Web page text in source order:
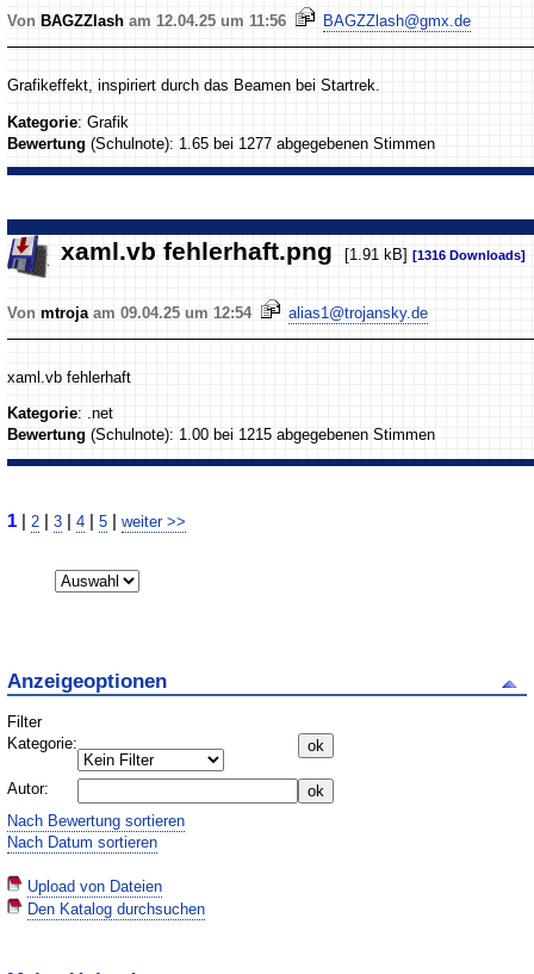
Von BAGZZlash am 12.04.25 um 11:56 BAGZZlash@gmx.de
Grafikeffekt, inspiriert durch das Beamen bei Startrek.
Kategorie: Grafik
Bewertung (Schulnote): 1.65 bei 1277 abgegebenen Stimmen
xaml.vb fehlerhaft.png [1.91 kB] [1316 Downloads]
Von mtroja am 09.04.25 um 12:54 alias1@trojansky.de
xaml.vb fehlerhaft
Kategorie: .net
Bewertung (Schulnote): 1.00 bei 1215 abgegebenen Stimmen
1 2 3 4 5 weiter >>
Anzeigeoptionen
Filter
Kategorie:
Autor:
Nach Bewertung sortieren
Nach Datum sortieren
Upload von Dateien
Den Katalog durchsuchen